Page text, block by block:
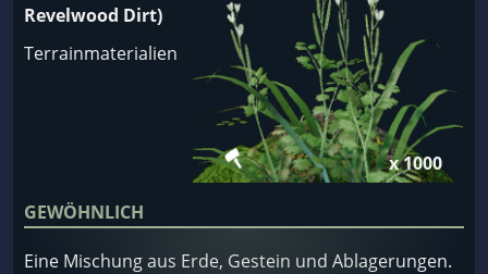
Revelwood Dirt)
Terrainmaterialien
x 1000
GEWÖHNLICH
Eine Mischung aus Erde, Gestein und Ablagerungen.